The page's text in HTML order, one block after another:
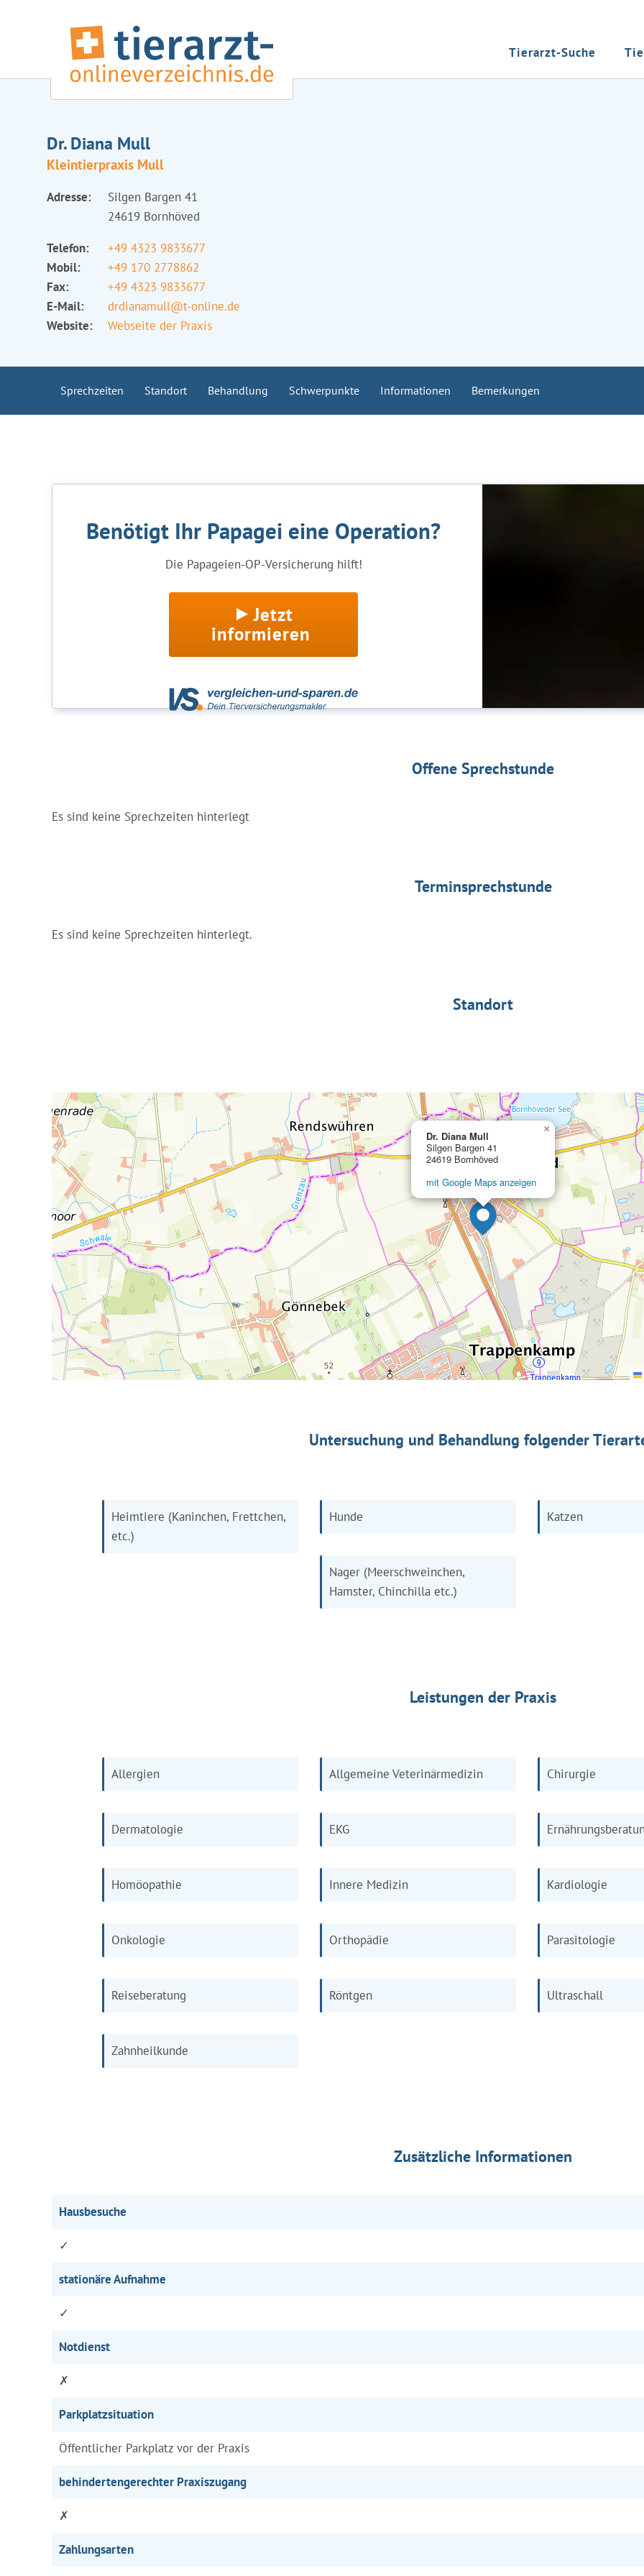
Tierarzt-Suche
Dr. Diana Mull
Kleintierpraxis Mull
Adresse:
Silgen Bargen 41
24619 Bornhöved
Telefon:
+49 4323 9833677
Mobil:
+49 170 2778862
Fax:
+49 4323 9833677
E-Mail:
drdianamull@t-online.de
Website:
Webseite der Praxis
Sprechzeiten Standort Behandlung Schwerpunkte Informationen Bemerkungen
Benötigt Ihr Papagei eine Operation?
Die Papageien-OP-Versicherung hilft!
Jetzt
informieren
Offene Sprechstunde
Es sind keine Sprechzeiten hinterlegt
Terminsprechstunde
Es sind keine Sprechzeiten hinterlegt.
Standort
Dr. Diana Mull
Silgen Bargen 41
24619 Bornhöved
mit Google Maps anzeigen
×
Untersuchung und Behandlung folgender
Heimtiere (Kaninchen, Frettchen,
etc.)
Hunde Katzen
Nager (Meerschweinchen,
Hamster, Chinchilla etc.)
Leistungen der Praxis
Allergien Allgemeine Veterinärmedizin Chirurgie
Dermatologie EKG
Homöopathie Innere Medizin Kardiologie
Onkologie Orthopädie Parasitologie
Reiseberatung Röntgen Ultraschall
Zahnheilkunde
Zusätzliche Informationen
Hausbesuche
✓
stationäre Aufnahme
✓
Notdienst
✗
Parkplatzsituation
Öffentlicher Parkplatz vor der Praxis
behindertengerechter Praxiszugang
✗
Zahlungsarten